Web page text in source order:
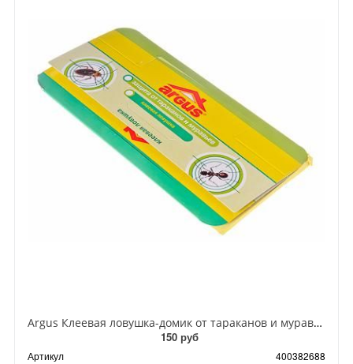
Argus Клеевая ловушка-домик от тараканов и муравьев
150 руб
Артикул
400382688